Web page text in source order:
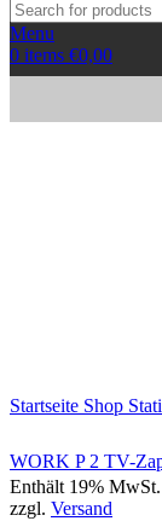
Menu
0 items €0,00
Startseite Shop
WORK P 2 TV-
Enthält 19% MwSt.
zzgl. Versand